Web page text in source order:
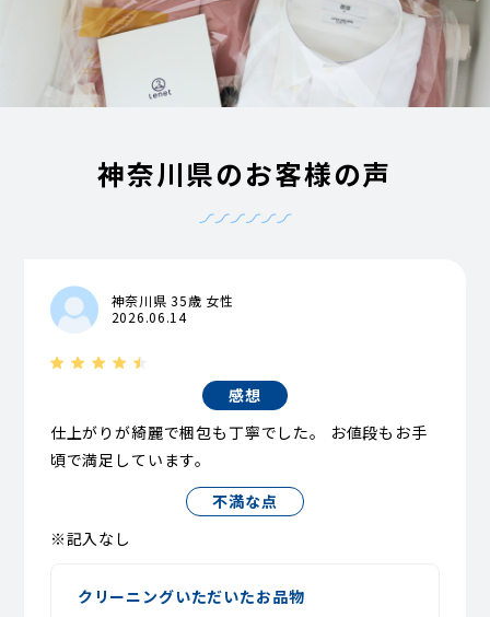
神奈川県のお客様の声
神奈川県 35歳 女性
2026.06.14
感想
仕上がりが綺麗で梱包も丁寧でした。 お値段もお手
頃で満足しています。
不満な点
※記入なし
クリーニングいただいたお品物